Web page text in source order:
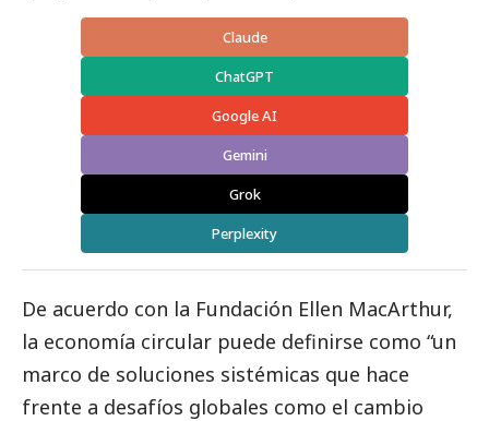
Claude
ChatGPT
Google AI
Gemini
Grok
Perplexity
De acuerdo con la Fundación Ellen MacArthur,
la economía circular puede definirse como “un
marco de soluciones sistémicas que hace
frente a desafíos globales como el cambio